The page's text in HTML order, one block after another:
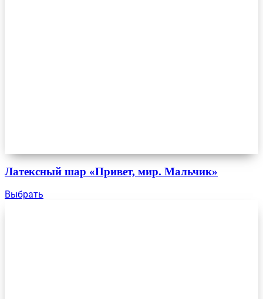
Латексный шар «Привет, мир. Мальчик»
Выбрать